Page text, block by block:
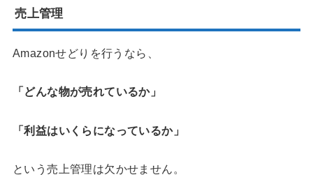
売上管理
Amazonせどりを行うなら、
「どんな物が売れているか」
「利益はいくらになっているか」
という売上管理は欠かせません。